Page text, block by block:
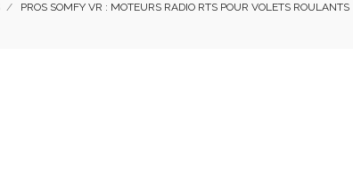
PROS SOMFY VR : MOTEURS RADIO RTS POUR VOLETS ROULANTS